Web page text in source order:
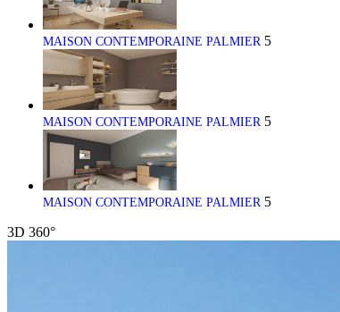
MAISON CONTEMPORAINE PALMIER 5
MAISON CONTEMPORAINE PALMIER 5
MAISON CONTEMPORAINE PALMIER 5
3D 360°